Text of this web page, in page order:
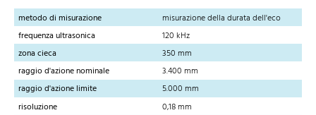
metodo di misurazione
misurazione della durata dell'eco
frequenza ultrasonica
120 kHz
zona cieca
350 mm
raggio d'azione nominale
3.400 mm
raggio d'azione limite
5.000 mm
risoluzione
0,18 mm